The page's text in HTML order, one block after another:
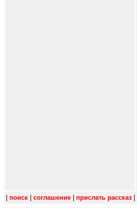
поиск соглашение прислать рассказ